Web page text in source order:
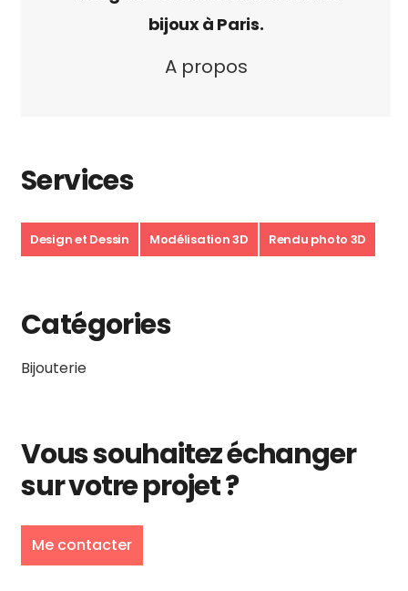
A propos
Services
Design et Dessin Modélisation 3D Rendu photo 3D
Catégories
Bijouterie
Vous souhaitez échanger
sur votre projet ?
Me contacter